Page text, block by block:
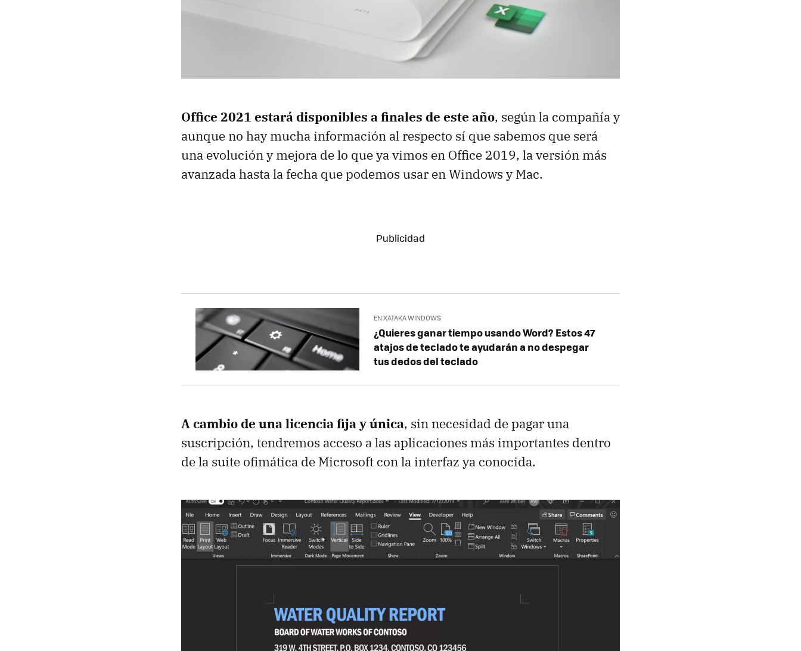
Office 2021 estará disponibles a finales de este año, según la compañía y
aunque no hay mucha información al respecto sí que sabemos que será
una evolución y mejora de lo que ya vimos en Office 2019, la versión más
avanzada hasta la fecha que podemos usar en Windows y Mac.
EN XATAKA WINDOWS
¿Quieres ganar tiempo usando Word? Estos 47
atajos de teclado te ayudarán a no despegar
tus dedos del teclado
A cambio de una licencia fija y única, sin necesidad de pagar una
suscripción, tendremos acceso a las aplicaciones más importantes dentro
de la suite ofimática de Microsoft con la interfaz ya conocida.